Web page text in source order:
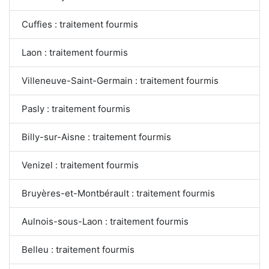
Cuffies : traitement fourmis
Laon : traitement fourmis
Villeneuve-Saint-Germain : traitement fourmis
Pasly : traitement fourmis
Billy-sur-Aisne : traitement fourmis
Venizel : traitement fourmis
Bruyères-et-Montbérault : traitement fourmis
Aulnois-sous-Laon : traitement fourmis
Belleu : traitement fourmis